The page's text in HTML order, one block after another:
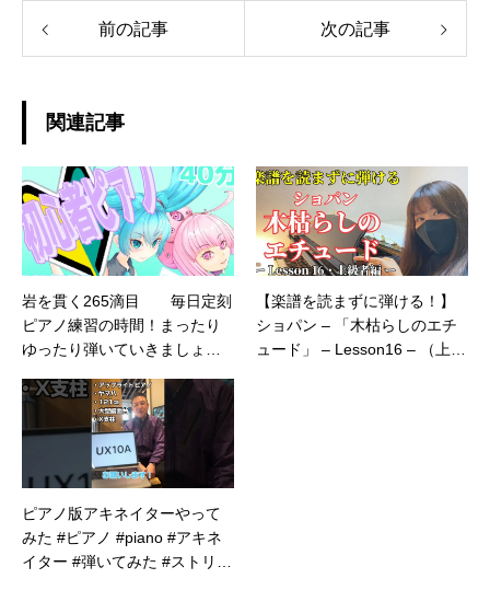
前の記事 次の記事
関連記事
岩を貫く265滴目 毎日定刻
ピアノ練習の時間！まったり
ゆったり弾いていきましょ
習配信/個人勢Vtuber】
【楽譜を読まずに弾ける！】
ショパン – 「木枯らしのエチ
ュード」 – Lesson16 – （上級
ピアノ版アキネイターやって
みた #ピアノ #piano #アキネ
イター #弾いてみた #ストリー